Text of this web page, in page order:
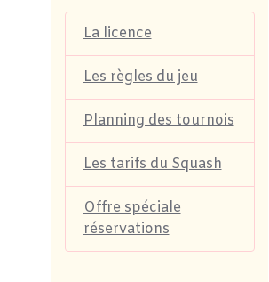
La licence
Les règles du jeu
Planning des tournois
Les tarifs du Squash
Offre spéciale
réservations